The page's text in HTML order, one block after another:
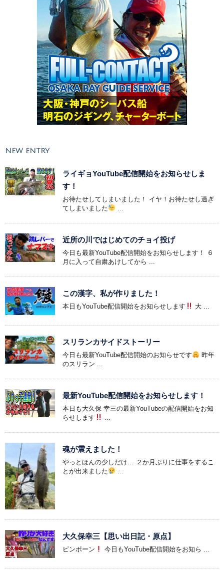
NEW ENTRY
ライギョYouTube配信開始をお知らせしま
す！
お待たせしてしまいました！ イヤ！お待たせし過ぎ
てしまいました
近所の川ではじめてのチョイ投げ
今日も最新YouTube配信開始をお知らせします！ ６
月に入って自粛あけしてから ...
この漢字、私が作りました！
本日もYouTube配信開始をお知らせします 大 ...
スリランカサイドストーリー
今日も最新YouTube配信開始のお知らせです
昨年
のスリラン ...
最新YouTube配信開始をお知らせします！
本日も大久保 幸三の最新YouTubeの配信開始をお知
らせします
魂が震えました！
やっとほんの少しだけ… ２か月ぶりに仕事をするこ
とが出来ました
大久保幸三【思い出日記・原点】
ピンポーン 今日もYouTube配信開始をお知ら ...